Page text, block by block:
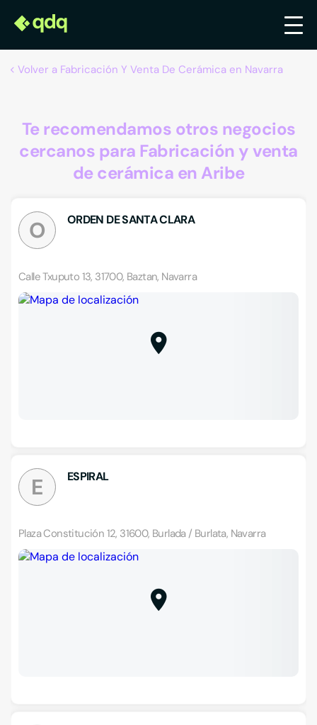
Volver a Fabricación Y Venta De Cerámica en Navarra
Te recomendamos otros negocios
cercanos para Fabricación y venta
de cerámica en Aribe
O ORDEN DE SANTA CLARA
Calle Txuputo 13, 31700, Baztan, Navarra
E ESPIRAL
Plaza Constitución 12, 31600, Burlada / Burlata, Navarra